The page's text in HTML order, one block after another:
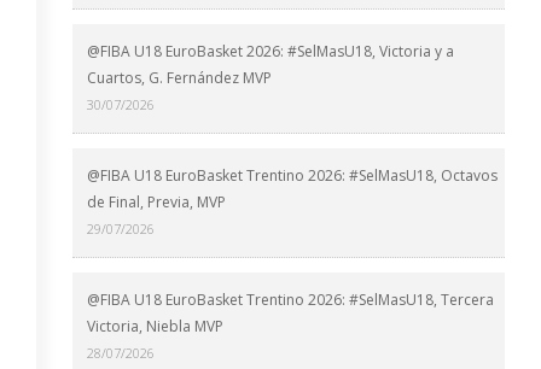
@FIBA U18 EuroBasket 2026: #SelMasU18, Victoria y a
Cuartos, G. Fernández MVP
30/07/2026
@FIBA U18 EuroBasket Trentino 2026: #SelMasU18, Octavos
de Final, Previa, MVP
29/07/2026
@FIBA U18 EuroBasket Trentino 2026: #SelMasU18, Tercera
Victoria, Niebla MVP
28/07/2026